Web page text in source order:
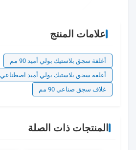
علامات المنتج
أغلفة سجق بلاستيك بولي أميد 90 مم
أغلفة سجق بلاستيك بولي أميد اصطناعي
غلاف سجق صناعي 90 مم
المنتجات ذات الصلة